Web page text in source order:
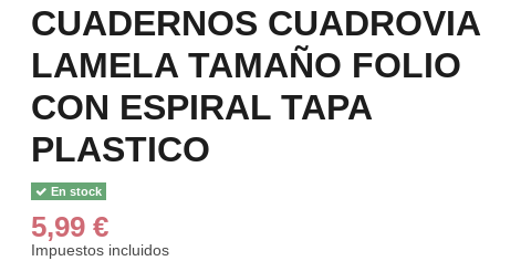
CUADERNOS CUADROVIA
LAMELA TAMAÑO FOLIO
CON ESPIRAL TAPA
PLASTICO
En stock
5,99 €
Impuestos incluidos